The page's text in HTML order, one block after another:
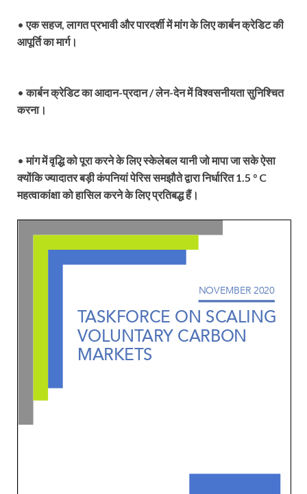
•एक सहज, लागत प्रभावी और पारदर्शी में मांग के लिए कार्बन क्रेडिट की
आपूर्ति का मार्ग।
•कार्बन क्रेडिट का आदान-प्रदान / लेन-देन में विश्वसनीयता सुनिश्चित
करना।
•मांग में वृद्धि को पूरा करने के लिए स्केलेबल यानी जो मापा जा सके ऐसा
क्योंकि ज्यादातर बड़ी कंपनियां पेरिस समझौते द्वारा निर्धारित 1.5 ° C
महत्वाकांक्षा को हासिल करने के लिए प्रतिबद्ध हैं।